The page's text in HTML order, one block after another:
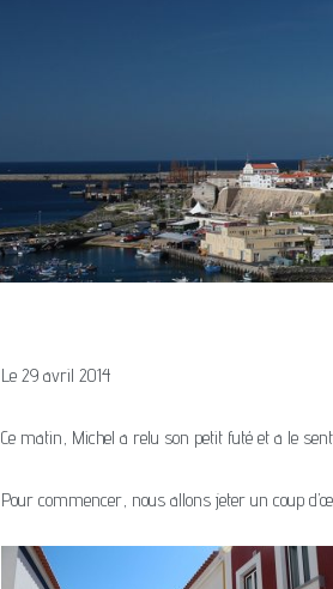
Le 29 avril 2014
Ce matin, Michel a relu son petit futé et a le
Pour commencer, nous allons jeter un coup